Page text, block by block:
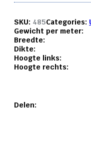
SKU: 485Categories:
Gewicht per meter:
Breedte:
Dikte:
Hoogte links:
Hoogte rechts:
Delen: